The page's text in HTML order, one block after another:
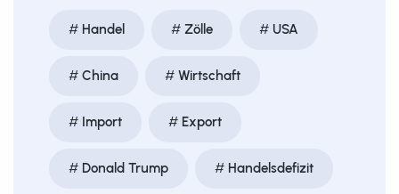
Handel Zölle USA
China Wirtschaft
Import Export
Donald Trump Handelsdefizit